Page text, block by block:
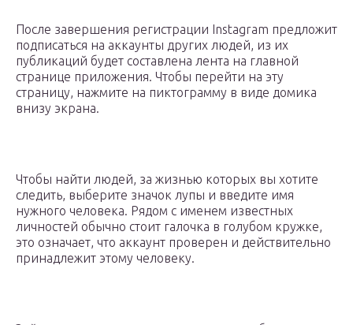
После завершения регистрации Instagram предложит
подписаться на аккаунты других людей, из их
публикаций будет составлена лента на главной
странице приложения. Чтобы перейти на эту
страницу, нажмите на пиктограмму в виде домика
внизу экрана.
Чтобы найти людей, за жизнью которых вы хотите
следить, выберите значок лупы и введите имя
нужного человека. Рядом с именем известных
личностей обычно стоит галочка в голубом кружке,
это означает, что аккаунт проверен и действительно
принадлежит этому человеку.